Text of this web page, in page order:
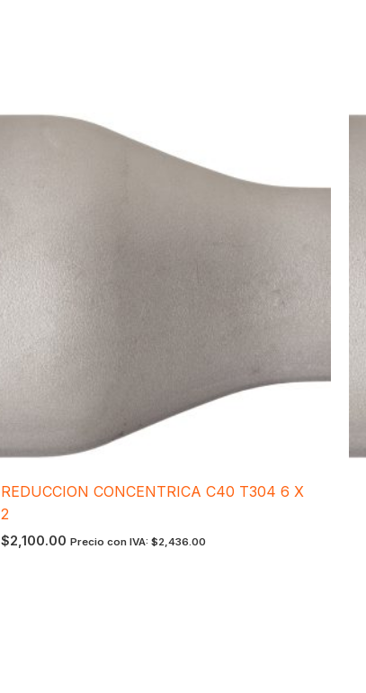
REDUCCION CONCENTRICA C40 T304 6 X
2
$2,100.00 Precio con IVA: $2,436.00